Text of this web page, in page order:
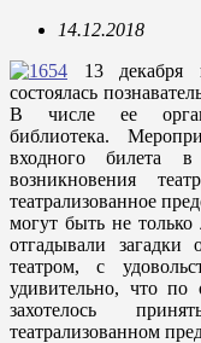
14.12.2018
13 декабря
состоялась
В числе ее
библиотека.
входного билета
возникновения
театрализованное
могут быть не
отгадывали загадки
театром, с
удивительно, что по
захотелось
театрализованном